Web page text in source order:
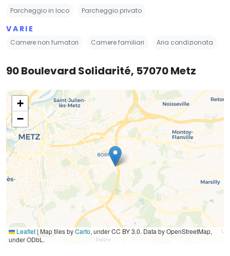
Parcheggio in loco Parcheggio privato
VARIE
Camere non fumatori Camere familiari Aria condizionata
90 Boulevard Solidarité, 57070 Metz
+
−
Leaflet | Map tiles byCarto, under CC BY 3.0. Data by OpenStreetMap,
under ODbL.